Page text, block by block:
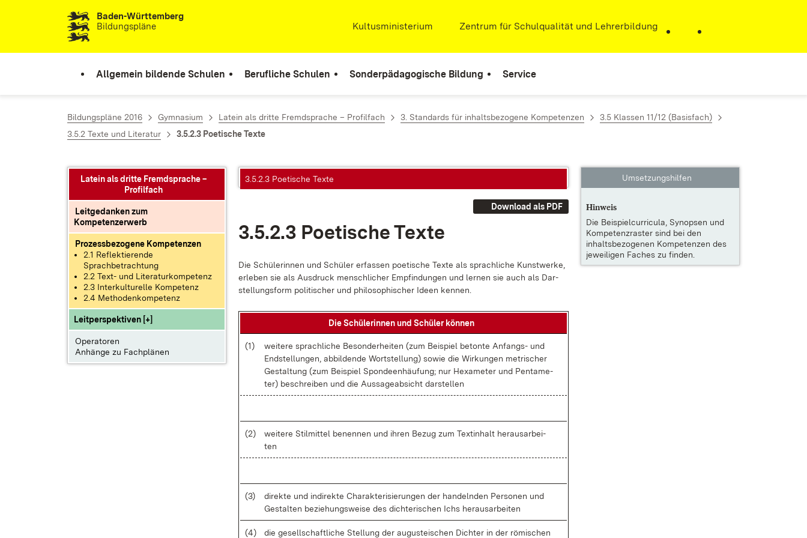
Zum Inhalt springenBaden-Württemberg
Bildungspläne
Extern:
Kultusministerium (Öffnet in neuem Fenster)
Extern:
Zentrum für Schulqualität und Lehrerbildung
Allgemein bildende Schulen Berufliche Schulen Sonderpädagogische Bildung Service
Bildungspläne 2016 Gymnasium Latein als dritte Fremdsprache – Profilfach 3. Standards für inhaltsbezogene Kompetenzen
3.5 Klassen 11/12 (Basisfach)
3.5.2 Texte und Literatur
3.5.2.3 Poetische Texte
Latein als dritte Fremdsprache –
Profilfach
Leitgedanken zum
Kompetenzerwerb
Prozessbezogene Kompetenzen
2.1 Reflektierende
Sprachbetrachtung
2.2 Text- und Literaturkompetenz
2.3 Interkulturelle Kompetenz
2.4 Methodenkompetenz
Leitperspektiven [+]
Operatoren
Anhänge zu Fachplänen
3.5.2.3 Poetische Texte
Download als PDF
3.5.2.3 Poe­ti­sche Tex­te
Die Schü­le­rin­nen und Schü­ler er­fas­sen poe­ti­sche Tex­te als sprach­li­che Kunst­wer­ke,
er­le­ben sie als Aus­druck men­sch­li­cher Emp­fin­dun­gen und ler­nen sie auch als Dar­
stel­lungs­form po­li­ti­scher und phi­lo­so­phi­scher Ide­en ken­nen.
Die Schü­le­rin­nen und Schü­ler kön­nen
(1)
wei­te­re sprach­li­che Be­son­der­hei­ten (zum Bei­spiel be­ton­te An­fangs- und
End­stel­lun­gen, ab­bil­den­de Wort­stel­lung) so­wie die Wir­kun­gen me­tri­scher
Ge­stal­tung (zum Bei­spiel Spon­de­en­häu­fung; nur He­xa­me­ter und Pen­ta­me­
ter) be­schrei­ben und die Aus­sa­ge­ab­sicht dar­stel­len
(2)
wei­te­re Stil­mit­tel be­nen­nen und ih­ren Be­zug zum Textin­halt her­aus­ar­bei­
ten
(3)
di­rek­te und in­di­rek­te Cha­rak­te­ri­sie­run­gen der han­deln­den Per­so­nen und
Ge­stal­ten be­zie­hungs­wei­se des dich­te­ri­schen Ichs her­aus­ar­bei­ten
(4)
die ge­sell­schaft­li­che Stel­lung der au­gustei­schen Dich­ter in der rö­mi­schen
Umsetzungshilfen
Hinweis
Die Beispielcurricula, Synopsen und
Kompetenzraster sind bei den
inhaltsbezogenen Kompetenzen des
jeweiligen Faches zu finden.